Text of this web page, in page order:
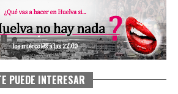
PUEDE INTERESAR